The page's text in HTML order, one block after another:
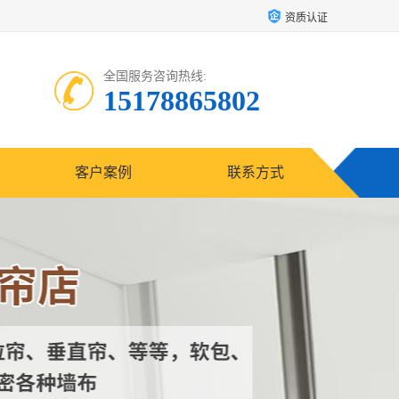
资质认证
全国服务咨询热线:
15178865802
客户案例 联系方式